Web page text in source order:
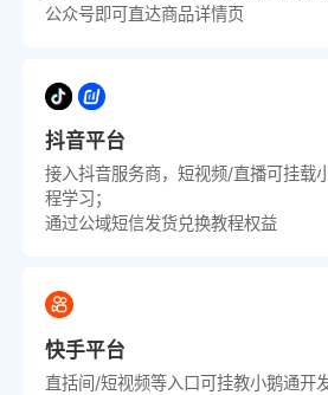
公众号即可直达商品详情页
抖音平台
接入抖音服务商，短视频/直播可挂载
程学习；
通过公域短信发货兑换教程权益
快手平台
直括间/短视频等入口可挂教小鹅通开